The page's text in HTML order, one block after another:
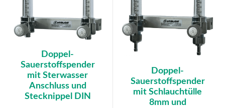
Doppel-
Sauerstoffspender
mit Sterwasser
Anschluss und
Stecknippel DIN
Doppel-
Sauerstoffspender
mit Schlauchtülle
8mm und